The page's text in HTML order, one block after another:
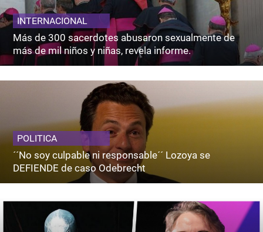
INTERNACIONAL
Más de 300 sacerdotes abusaron sexualmente de
más de mil niños y niñas, revela informe.
POLITICA
´´No soy culpable ni responsable´´ Lozoya se
DEFIENDE de caso Odebrecht